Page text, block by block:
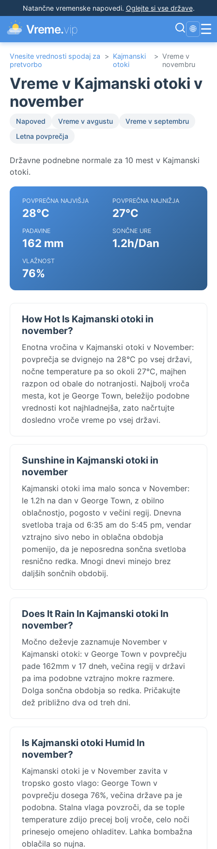
Natančne vremenske napovedi. Oglejte si vse države.
Vreme.vip 🌐 ☰
Vnesite vrednosti spodaj za
pretvorbo
> Kajmanski
otoki
> Vreme v
novembru
Vreme v Kajmanski otoki v
november
Napoved Vreme v avgustu
Vreme v septembru
Letna povprečja
Državne podnebne normale za 10 mest v Kajmanski
otoki.
POVPREČNA NAJVIŠJA
28°C
POVPREČNA NAJNIŽJA
27°C
PADAVINE
162 mm
SONČNE URE
1.2h/Dan
VLAŽNOST
76%
How Hot Is Kajmanski otoki in
november?
Enotna vročina v Kajmanski otoki v November:
povprečja se dvignejo na 28°C po vsej državi,
nočne temperature pa so okoli 27°C, majhen
razpon od obale do notranjosti. Najbolj vroča
mesta, kot je George Town, beležijo podobne
vrednosti kot najhladnejša, zato načrtujte
dosledno vroče vreme po vsej državi.
Sunshine in Kajmanski otoki in
november
Kajmanski otoki ima malo sonca v November:
le 1.2h na dan v George Town, z obilno
oblačnostjo, pogosto v večini regij. Dnevna
svetloba traja od 6:35 am do 5:45 pm, vendar
vztrajno sivo nebo in oblačna obdobja
pomenijo, da je neposredna sončna svetloba
resnično redka. Mnogi dnevi minejo brez
daljših sončnih obdobij.
Does It Rain In Kajmanski otoki In
november?
Močno deževje zaznamuje November v
Kajmanski otoki: v George Town v povprečju
pade 162mm v 17 dneh, večina regij v državi
pa ima podobne vztrajno mokre razmere.
Dolga sončna obdobja so redka. Pričakujte
dež približno dva od treh dni.
Is Kajmanski otoki Humid In
november?
Kajmanski otoki je v November zavita v
tropsko gosto vlago: George Town v
povprečju dosega 76%, večina države pa je
podobna. Stalna vlaga povzroči, da se tople
temperature zdijo precej bolj vroče, celo noči
prinesejo omejeno ohladitev. Lahka bombažna
oblačila so nujna.